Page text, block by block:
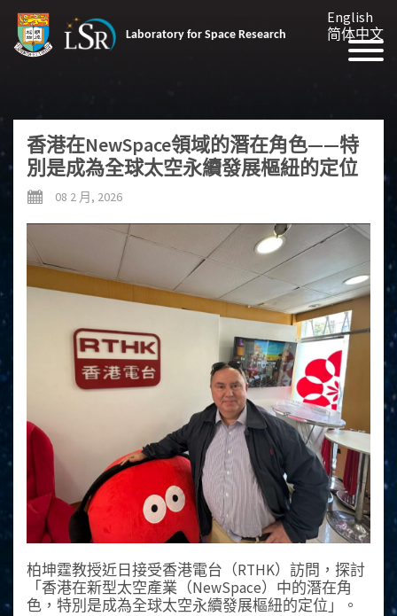
Laboratory for Space Research
English
简体中文
香港在NewSpace領域的潛在角色——特
別是成為全球太空永續發展樞紐的定位
08 2 月, 2026
柏坤霆教授近日接受香港電台（RTHK）訪問，探討
「香港在新型太空產業（NewSpace）中的潛在角
色，特別是成為全球太空永續發展樞紐的定位」。